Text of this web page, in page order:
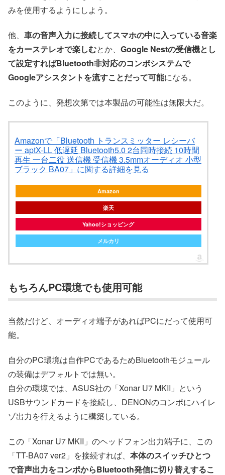
みを使用するようにしよう。
他、 車の音声入力に接続してスマホの中に入っている音楽
をカーステレオで楽しむとか、 Google Nestの受信機とし
て設定すればBluetooth非対応のコンポシステムで
Googleアシスタントを流すことだって可能になる。
このように、発想次第では本製品の可能性は無限大だ。
Amazonで「Bluetooth トランスミッター レシーバ
ー aptX-LL 低遅延 Bluetooth5.0 2台同時接続 10時間
再生 一台二役 送信機 受信機 3.5mmオーディオ 小型
ブラック BA07」に関する詳細を見る
Amazon
楽天
Yahoo!ショッピング
メルカリ
もちろんPC環境でも使用可能
当然だけど、オーディオ端子があればPCにだって使用可
能。
自分のPC環境は自作PCであるためBluetoothモジュール
の装備はデフォルトでは無い。
自分の環境では、ASUS社の「Xonar U7 MKII」という
USBサウンドカードを接続し、DENONのコンポにハイレ
ゾ出力を行えるように構築している。
この「Xonar U7 MKII」のヘッドフォン出力端子に、この
「TT-BA07 ver2」を接続すれば、 本体のスイッチひとつ
で音声出力をコンポからBluetooth発信に切り替えするこ